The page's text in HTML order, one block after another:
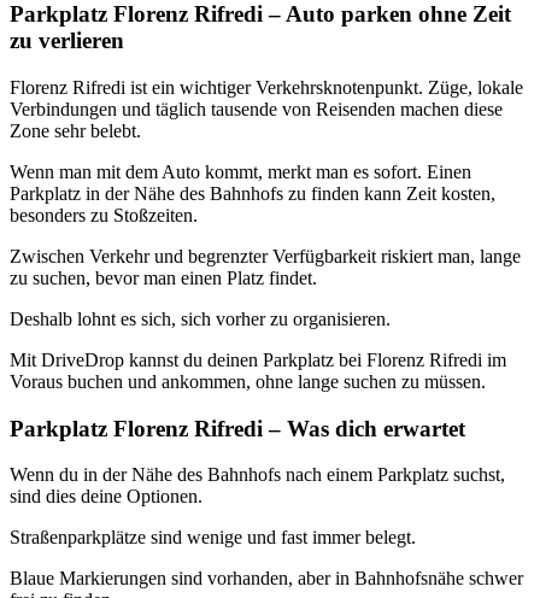
Parkplatz Florenz Rifredi – Auto parken ohne Zeit
zu verlieren
Florenz Rifredi ist ein wichtiger Verkehrsknotenpunkt. Züge, lokale
Verbindungen und täglich tausende von Reisenden machen diese
Zone sehr belebt.
Wenn man mit dem Auto kommt, merkt man es sofort. Einen
Parkplatz in der Nähe des Bahnhofs zu finden kann Zeit kosten,
besonders zu Stoßzeiten.
Zwischen Verkehr und begrenzter Verfügbarkeit riskiert man, lange
zu suchen, bevor man einen Platz findet.
Deshalb lohnt es sich, sich vorher zu organisieren.
Mit DriveDrop kannst du deinen Parkplatz bei Florenz Rifredi im
Voraus buchen und ankommen, ohne lange suchen zu müssen.
Parkplatz Florenz Rifredi – Was dich erwartet
Wenn du in der Nähe des Bahnhofs nach einem Parkplatz suchst,
sind dies deine Optionen.
Straßenparkplätze sind wenige und fast immer belegt.
Blaue Markierungen sind vorhanden, aber in Bahnhofsnähe schwer